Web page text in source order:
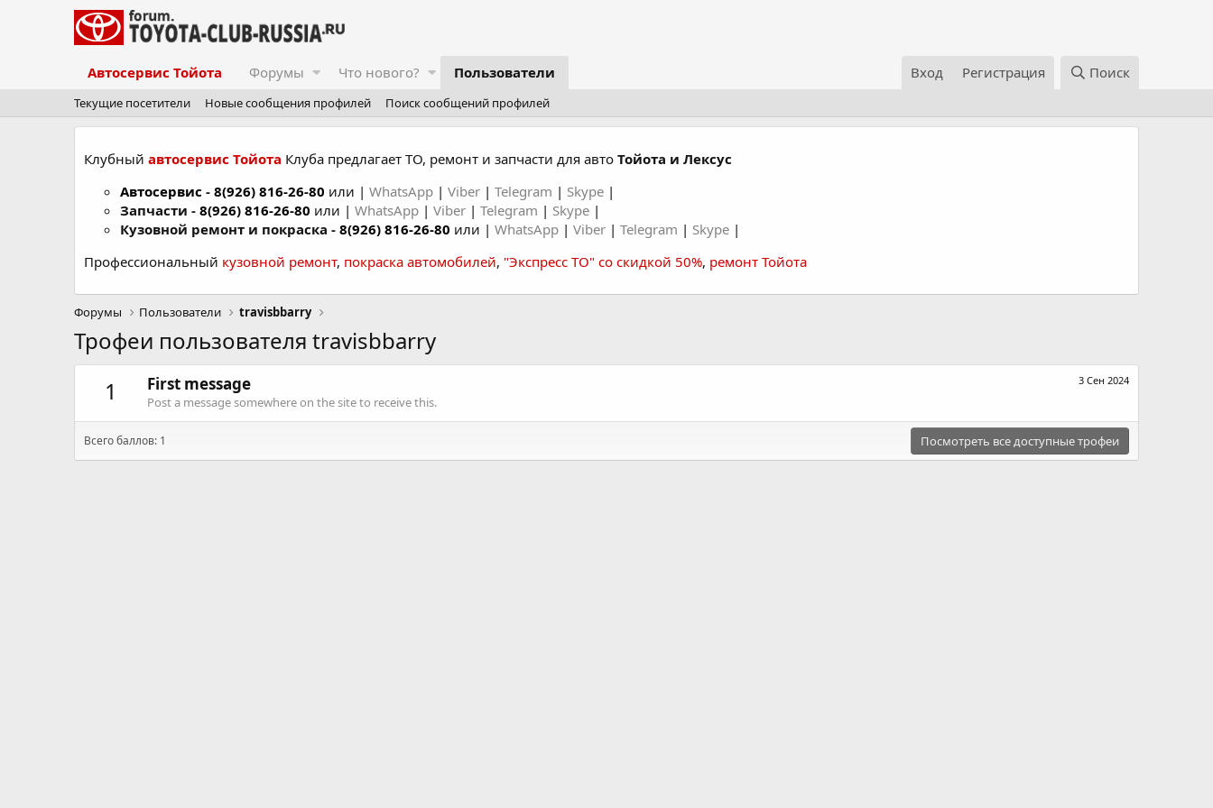
Автосервис Тойота Форумы Что нового? Пользователи Вход Регистрация Поиск
Текущие посетители Новые сообщения профилей Поиск сообщений профилей
Клубный автосервис Тойота Клуба предлагает ТО, ремонт и запчасти для авто Тойота и Лексус
Автосервис - 8(926) 816-26-80 или | WhatsApp | Viber | Telegram | Skype |
Запчасти - 8(926) 816-26-80 или | WhatsApp | Viber | Telegram | Skype |
Кузовной ремонт и покраска - 8(926) 816-26-80 или | WhatsApp | Viber | Telegram | Skype |
Профессиональный кузовной ремонт, покраска автомобилей, "Экспресс ТО" со скидкой 50%, ремонт Тойота
Форумы Пользователи travisbbarry
Трофеи пользователя travisbbarry
1
3 Сен 2024
First message
Post a message somewhere on the site to receive this.
Всего баллов: 1 Посмотреть все доступные трофеи